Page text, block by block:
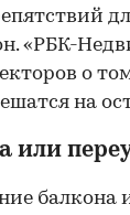
«РБК-
о
на
или